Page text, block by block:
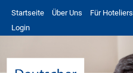
Startseite Über Uns Für Hoteliers
Login